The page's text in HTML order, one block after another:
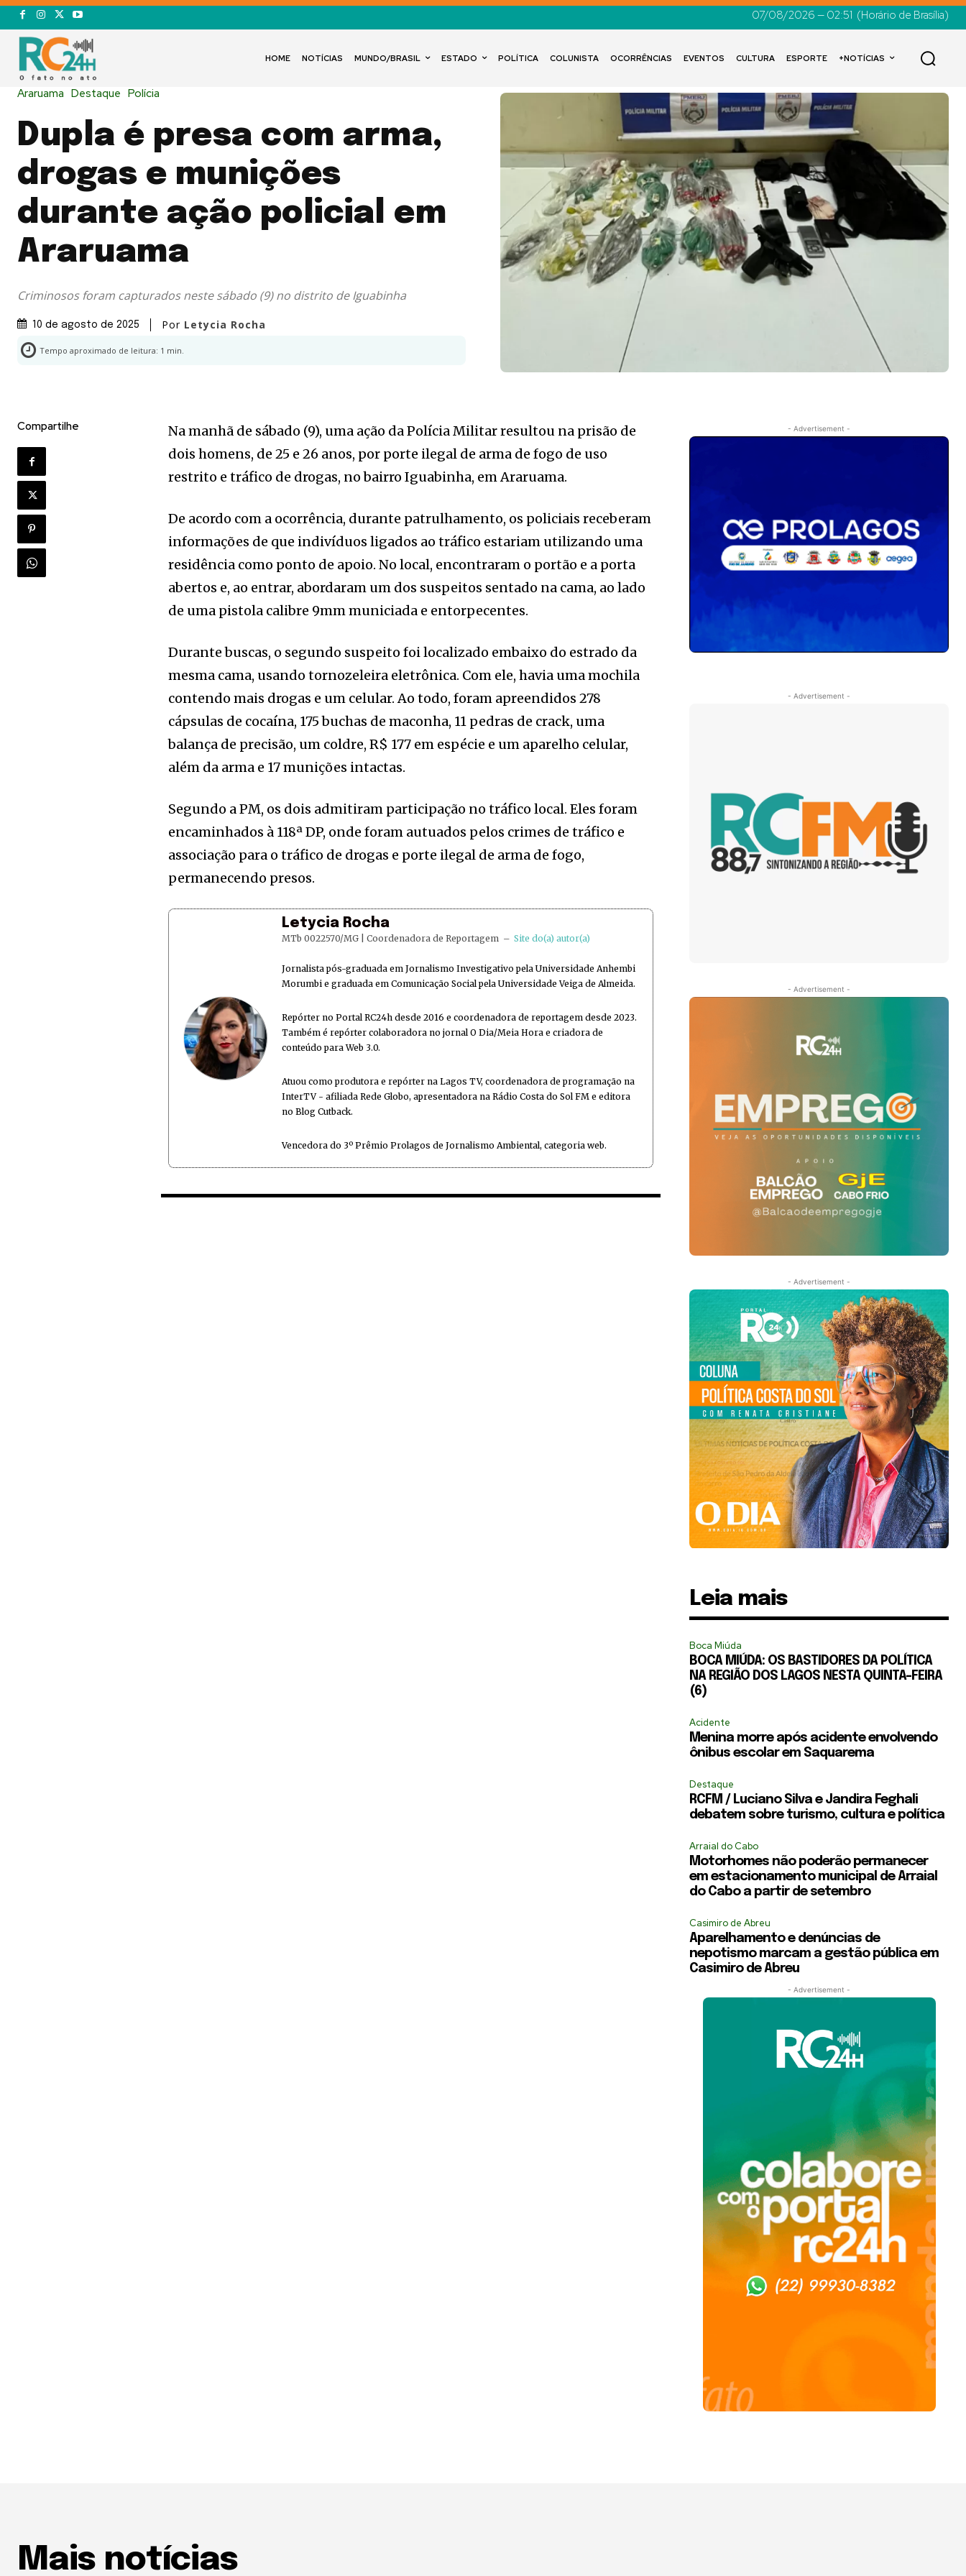
07/08/2026 — 02:51 (Horário de Brasília)
HOME NOTÍCIAS MUNDO/BRASIL ESTADO POLÍTICA COLUNISTA OCORRÊNCIAS EVENTOS CULTURA ESPORTE +NOTÍCIAS
Araruama Destaque Polícia
Dupla é presa com arma,
drogas e munições
durante ação policial em
Araruama
Criminosos foram capturados neste sábado (9) no distrito de Iguabinha
10 de agosto de 2025 Por Letycia Rocha
Tempo aproximado de leitura: 1 min.
Compartilhe
Na manhã de sábado (9), uma ação da Polícia Militar resultou na prisão de
dois homens, de 25 e 26 anos, por porte ilegal de arma de fogo de uso
restrito e tráfico de drogas, no bairro Iguabinha, em Araruama.
De acordo com a ocorrência, durante patrulhamento, os policiais receberam
informações de que indivíduos ligados ao tráfico estariam utilizando uma
residência como ponto de apoio. No local, encontraram o portão e a porta
abertos e, ao entrar, abordaram um dos suspeitos sentado na cama, ao lado
de uma pistola calibre 9mm municiada e entorpecentes.
Durante buscas, o segundo suspeito foi localizado embaixo do estrado da
mesma cama, usando tornozeleira eletrônica. Com ele, havia uma mochila
contendo mais drogas e um celular. Ao todo, foram apreendidos 278
cápsulas de cocaína, 175 buchas de maconha, 11 pedras de crack, uma
balança de precisão, um coldre, R$ 177 em espécie e um aparelho celular,
além da arma e 17 munições intactas.
Segundo a PM, os dois admitiram participação no tráfico local. Eles foram
encaminhados à 118ª DP, onde foram autuados pelos crimes de tráfico e
associação para o tráfico de drogas e porte ilegal de arma de fogo,
permanecendo presos.
Letycia Rocha
MTb 0022570/MG | Coordenadora de Reportagem – Site do(a) autor(a)
Jornalista pós-graduada em Jornalismo Investigativo pela Universidade Anhembi
Morumbi e graduada em Comunicação Social pela Universidade Veiga de Almeida.
Repórter no Portal RC24h desde 2016 e coordenadora de reportagem desde 2023.
Também é repórter colaboradora no jornal O Dia/Meia Hora e criadora de
conteúdo para Web 3.0.
Atuou como produtora e repórter na Lagos TV, coordenadora de programação na
InterTV - afiliada Rede Globo, apresentadora na Rádio Costa do Sol FM e editora
no Blog Cutback.
Vencedora do 3º Prêmio Prolagos de Jornalismo Ambiental, categoria web.
- Advertisement -
- Advertisement -
- Advertisement -
- Advertisement -
Leia mais
Boca Miúda
BOCA MIÚDA: OS BASTIDORES DA POLÍTICA
NA REGIÃO DOS LAGOS NESTA QUINTA-FEIRA
(6)
Acidente
Menina morre após acidente envolvendo
ônibus escolar em Saquarema
Destaque
RCFM / Luciano Silva e Jandira Feghali
debatem sobre turismo, cultura e política
Arraial do Cabo
Motorhomes não poderão permanecer
em estacionamento municipal de Arraial
do Cabo a partir de setembro
Casimiro de Abreu
Aparelhamento e denúncias de
nepotismo marcam a gestão pública em
Casimiro de Abreu
- Advertisement -
Mais notícias